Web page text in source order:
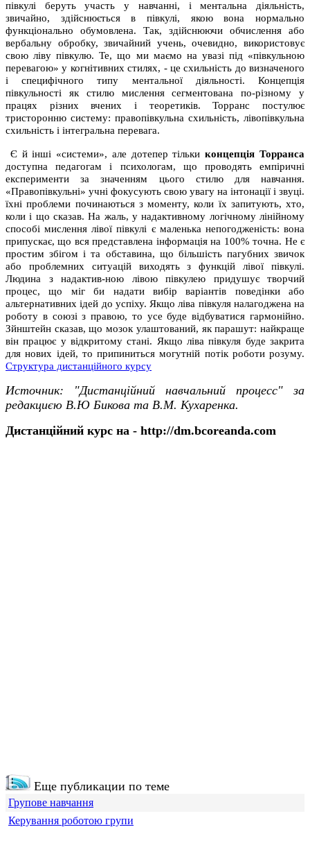
півкулі беруть участь у навчанні, і ментальна діяльність,
звичайно, здійснюється в півкулі, якою вона нормально
функціонально обумовлена. Так, здійснюючи обчислення або
вербальну обробку, звичайний учень, очевидно, використовує
свою ліву півкулю. Те, що ми маємо на увазі під «півкульною
перевагою» у когнітивних стилях, - це схильність до визначеного
і специфічного типу ментальної діяльності. Концепція
півкульності як стилю мислення сегментована по-різному у
працях різних вчених і теоретиків. Торранс постулює
тристоронню систему: правопівкульна схильність, лівопівкульна
схильність і інтегральна перевага.
Є й інші «системи», але дотепер тількиконцепція Торранса
доступна педагогам і психологам, що проводять емпіричні
експерименти за значенням цього стилю для навчання.
«Правопівкульні» учні фокусують свою увагу на інтонації і звуці.
їхні проблеми починаються з моменту, коли їх запитують, хто,
коли і що сказав. На жаль, у надактивному логічному лінійному
способі мислення лівої півкулі є маленька непогодженість: вона
припускає, що вся представлена інформація на 100% точна. Не є
простим збігом і та обставина, що більшість пагубних звичок
або проблемних ситуацій виходять з функцій лівої півкулі.
Людина з надактив-ною лівою півкулею придушує творчий
процес, що міг би надати вибір варіантів поведінки або
альтернативних ідей до успіху. Якщо ліва півкуля налагоджена на
роботу в союзі з правою, то усе буде відбуватися гармонійно.
Зйнштейн сказав, що мозок улаштований, як парашут: найкраще
він працює у відкритому стані. Якщо ліва півкуля буде закрита
для нових ідей, то припиниться могутній потік роботи розуму.
Структура дистанційного курсу
Источник: "Дистанційний навчальний процесс"за
редакциєю В.Ю Бикова та В.М. Кухаренка.
Дистанційний курс на - http://dm.bcoreanda.com
Еще публикации по теме
Групове навчання
Керування роботою групи